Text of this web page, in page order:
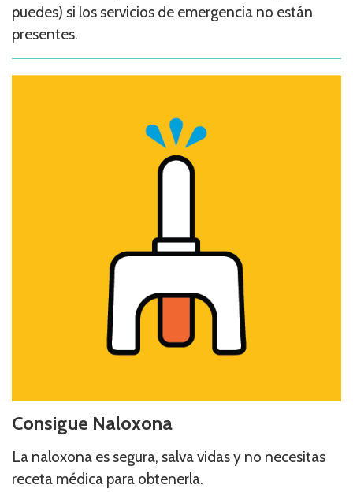
puedes) si los servicios de emergencia no están
presentes.
Consigue Naloxona
La naloxona es segura, salva vidas y no necesitas
receta médica para obtenerla.